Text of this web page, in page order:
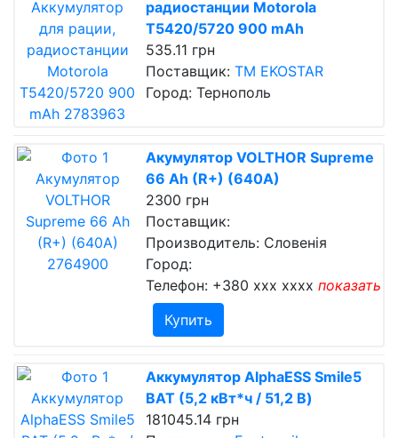
радиостанции Motorola
T5420/5720 900 mAh
535.11 грн
Поставщик: ТМ EKOSTAR
Город: Тернополь
Акумулятор VOLTHOR Supreme
66 Ah (R+) (640A)
2300 грн
Поставщик:
Производитель: Словенія
Город:
Телефон: +380 xxx xxxx показать
Купить
Аккумулятор AlphaESS Smile5
BAT (5,2 кВт*ч / 51,2 В)
181045.14 грн